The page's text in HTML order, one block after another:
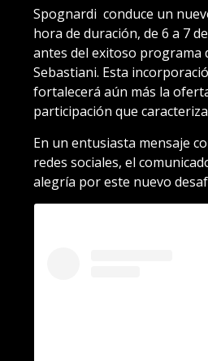
Spognardi conduce un
hora de duración, de 6 a 7
antes del exitoso programa
Sebastiani. Esta
fortalecerá aún más la
participación que
En un entusiasta mensaje
redes sociales, el
alegría por este nuevo